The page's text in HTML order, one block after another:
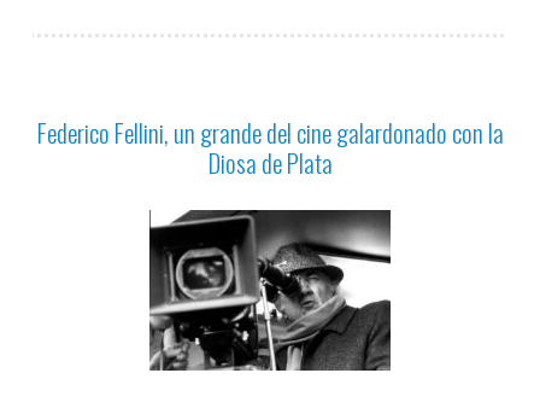
Federico Fellini, un grande del cine galardonado con la
Diosa de Plata